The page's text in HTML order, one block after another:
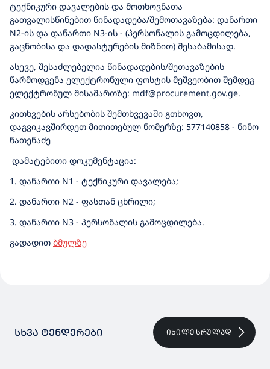
ტექნიკური დავალების და მოთხოვნათა
გათვალისწინებით წინადადება/შემოთავაზება: დანართი
N2-ის და დანართი N3-ის - (პერსონალის გამოცდილება,
გაცნობისა და დადასტურების მიზნით) შესაბამისად.
ასევე, შესაძლებელია წინადადების/შეთავაზების
წარმოდგენა ელექტრონული ფოსტის მეშვეობით შემდეგ
ელექტრონულ მისამართზე: mdf@procurement.gov.ge.
კითხვების არსებობის შემთხვევაში გთხოვთ,
დაგვიკავშირდეთ მითითებულ ნომერზე: 577140858 - ნინო
ნათენაძე
დამატებითი დოკუმენტაცია:
1. დანართი N1 - ტექნიკური დავალება;
2. დანართი N2 - ფასთან ცხრილი;
3. დანართი N3 - პერსონალის გამოცდილება.
გადადით ბმულზე
ᲡᲮᲕᲐ ᲢᲔᲜᲓᲔᲠᲔᲑᲘ ᲘᲮᲘᲚᲔ ᲡᲠᲣᲚᲐᲓ